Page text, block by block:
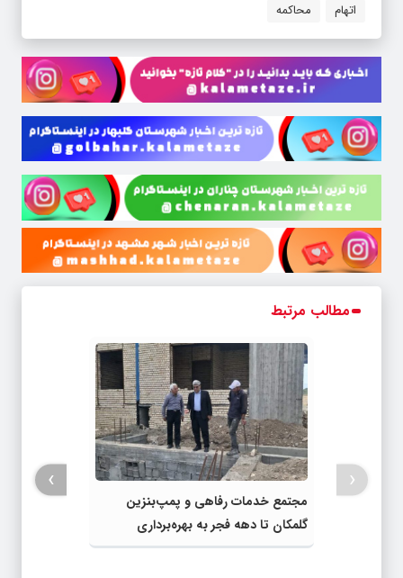
اتهام محاکمه
مطالب مرتبط
مجتمع خدمات رفاهی و پمپ‌بنزین
گلمکان تا دهه فجر به بهره‌برداری
می‌رسد
‹
›